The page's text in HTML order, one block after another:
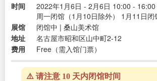
时间
2022年1月6日 - 2月6日 10:00 - 16:00
周一闭馆（1月10日除外） 1月11日闭
展馆
闭馆中 | 桑山美术馆
地址
名古屋市昭和区山中町2-12
费用
Free（需入馆门票）
⚠️ 请注意 10 天内闭馆时间